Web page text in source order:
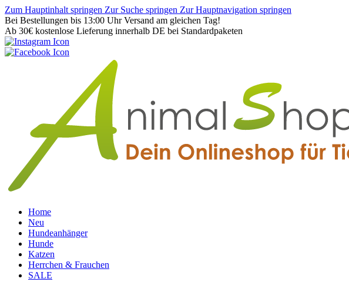
Zum Hauptinhalt springen Zur Suche springen Zur Hauptnavigation springen
Bei Bestellungen bis 13:00 Uhr Versand am gleichen Tag!
Ab 30€ kostenlose Lieferung innerhalb DE bei Standardpaketen
Home
Neu
Hundeanhänger
Hunde
Katzen
Herrchen & Frauchen
SALE